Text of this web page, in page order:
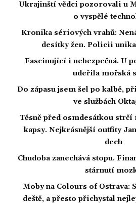
Ukrajinští vědci pozorovali u
o vyspělé
Kronika sériových vrahů:
desítky žen. Policii
Fascinující i nebezpečná. U
udeřila mořská
Do zápasu jsem šel po kalbě,
ve službách
Těsně před osmdesátkou strčí
kapsy. Nejkrásnější outfity
dech
Chudoba zanechává stopu.
stárnutí
Moby na Colours of Ostrava:
deště, a přesto přichystal